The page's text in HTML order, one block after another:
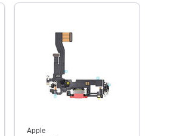
Apple